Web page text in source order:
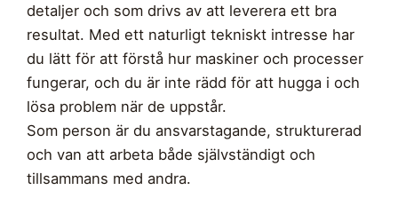
detaljer och som drivs av att leverera ett bra
resultat. Med ett naturligt tekniskt intresse har
du lätt för att förstå hur maskiner och processer
fungerar, och du är inte rädd för att hugga i och
lösa problem när de uppstår.
Som person är du ansvarstagande, strukturerad
och van att arbeta både självständigt och
tillsammans med andra.